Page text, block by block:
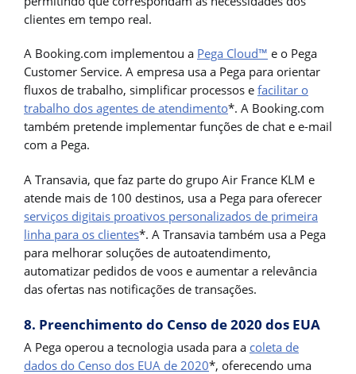
clientes em tempo real.
A Booking.com implementou a Pega Cloud™ e o Pega
Customer Service. A empresa usa a Pega para orientar
fluxos de trabalho, simplificar processos e facilitar o
trabalho dos agentes de atendimento*. A Booking.com
também pretende implementar funções de chat e e-mail
com a Pega.
A Transavia, que faz parte do grupo Air France KLM e
atende mais de 100 destinos, usa a Pega para oferecer
serviços digitais proativos personalizados de primeira
linha para os clientes*. A Transavia também usa a Pega
para melhorar soluções de autoatendimento,
automatizar pedidos de voos e aumentar a relevância
das ofertas nas notificações de transações.
8. Preenchimento do Censo de 2020 dos EUA
A Pega operou a tecnologia usada para a coleta de
dados do Censo dos EUA de 2020*, oferecendo uma